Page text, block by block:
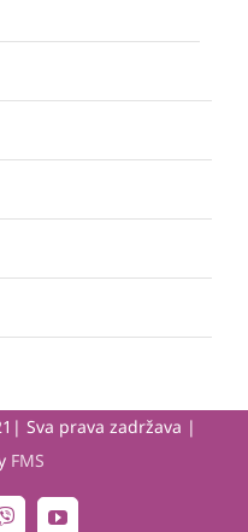
Sva prava zadržava |
FMS
Viber YouTube